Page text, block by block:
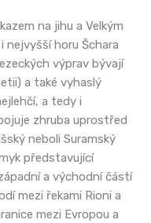
na jihu a Velkým
nejvyšší horu Šchara
výprav bývají
a také vyhaslý
a tedy i
zhruba uprostřed
neboli Suramský
představující
a východní částí
mezi řekami Rioni a
mezi Evropou a